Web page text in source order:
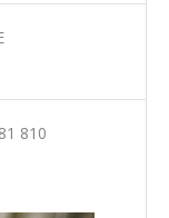
810